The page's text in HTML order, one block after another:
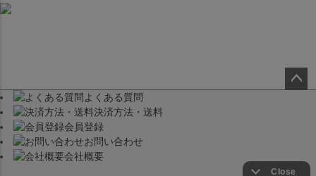
よくある質問
決済方法・送料
会員登録
お問い合わせ
会社概要